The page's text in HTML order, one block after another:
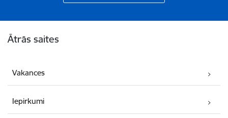
Ātrās saites
Vakances
Iepirkumi